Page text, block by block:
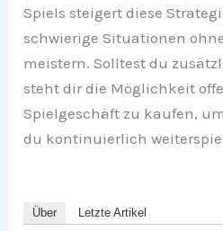
Spiels steigert diese
schwierige Situationen
meistern. Solltest du
steht dir die Möglichkeit
Spielgeschäft zu kaufen,
du kontinuierlich
Über Letzte Artikel